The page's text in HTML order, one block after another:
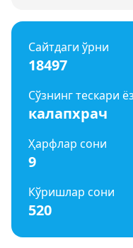
Сайтдаги ўрни
18497
Сўзнинг тескари
калапхрач
Ҳарфлар сони
9
Кўришлар сони
520